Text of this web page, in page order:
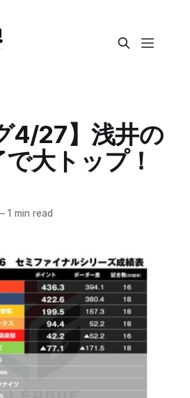
4/27】浅井の
大トップ！
1 min read